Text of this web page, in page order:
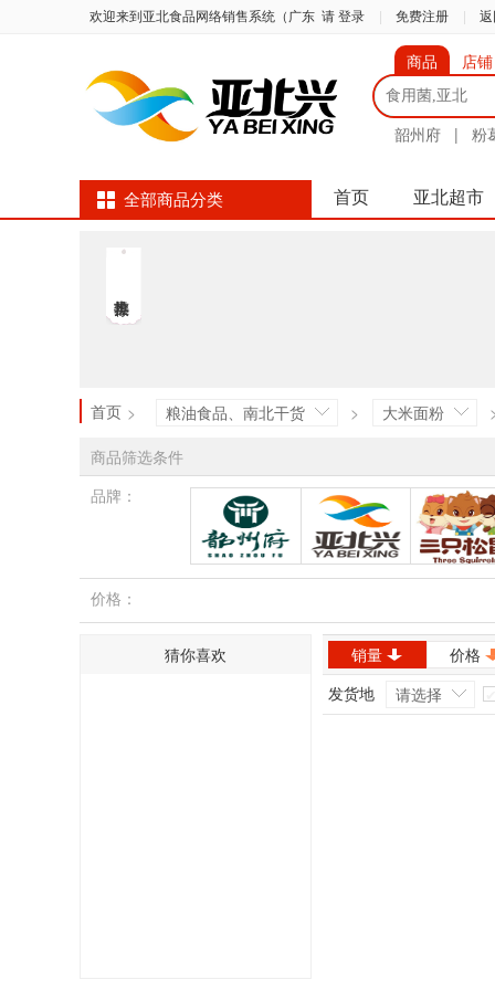
欢迎来到亚北食品网络销售系统（广东 请 登录 免费注册
商品 店铺
韶州府 | 粉
全部商品分类 首页 亚北超市
首页 > 粮油食品、南北干货 > 大米面粉
商品筛选条件
品牌：
韶州府 亚北兴
三只松
价格：
猜你喜欢 销量
价格
发货地
请选择